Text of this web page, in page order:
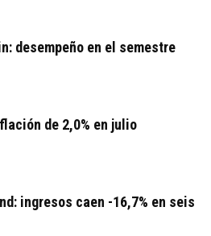
desempeño en el semestre
de 2,0% en julio
ingresos caen -16,7% en seis